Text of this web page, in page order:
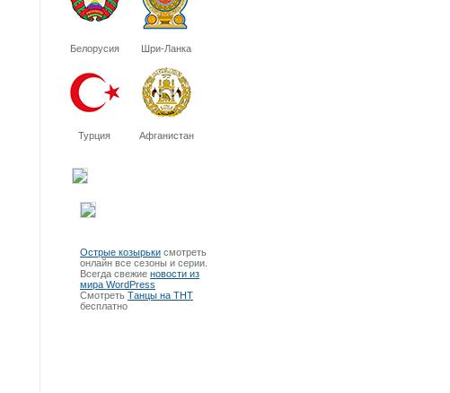
Белорусия Шри-Ланка
Турция Афганистан
Острые козырьки смотреть
онлайн все сезоны и серии.
Всегда свежие новости из
мира WordPress
Смотреть Танцы на ТНТ
бесплатно